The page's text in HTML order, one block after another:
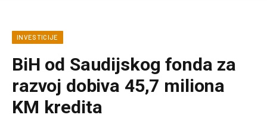
INVESTICIJE
BiH od Saudijskog fonda za
razvoj dobiva 45,7 miliona
KM kredita